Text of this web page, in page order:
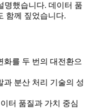
명했습니다. 데이터 품
함께 짚었습니다.
화를 두 번의 대전환으
과 분산 처리 기술의 성
터 품질과 가치 중심